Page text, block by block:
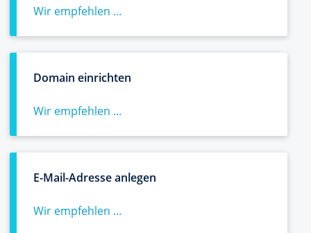
Wir empfehlen ...
Domain einrichten
Wir empfehlen ...
E-Mail-Adresse anlegen
Wir empfehlen ...